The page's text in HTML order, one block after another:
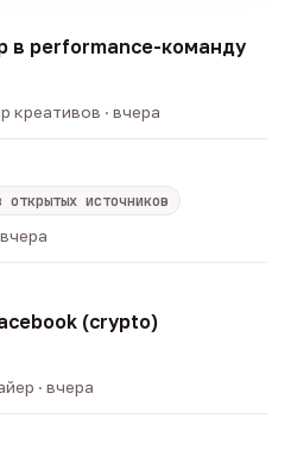
в performance-команду
креативов · вчера
открытых источников
(crypto)
· вчера